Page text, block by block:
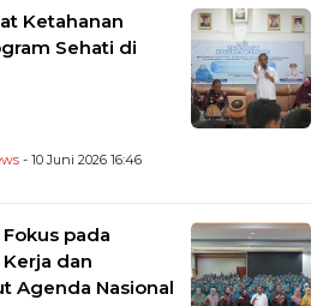
Ketahanan
Sehati di
- 10 Juni 2026 16:46
pada
dan
Agenda Nasional